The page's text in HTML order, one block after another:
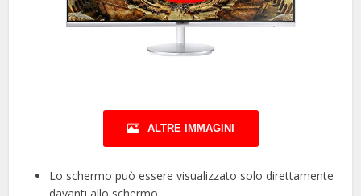
ALTRE IMMAGINI
Lo schermo può essere visualizzato solo direttamente